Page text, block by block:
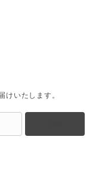
けいたします。